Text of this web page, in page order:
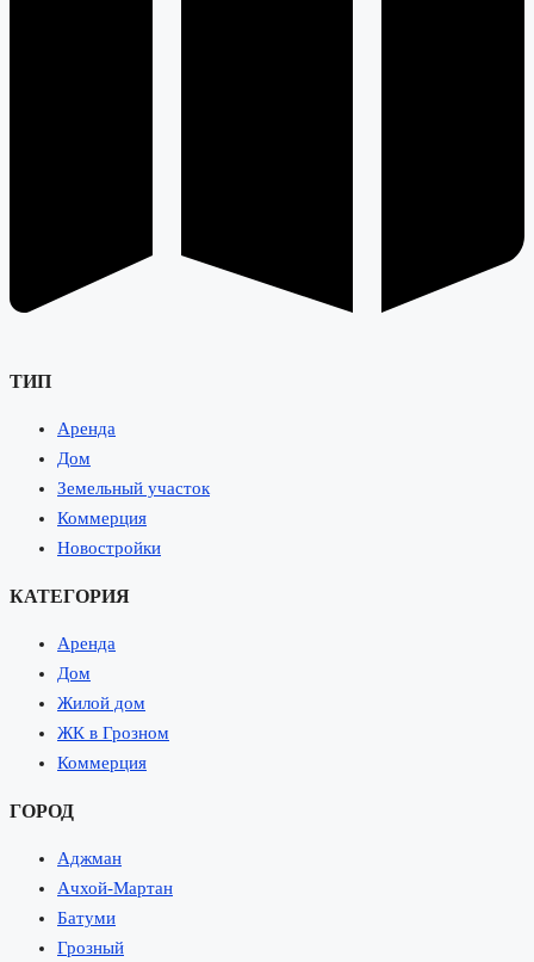
ТИП
Аренда
Дом
Земельный участок
Коммерция
Новостройки
КАТЕГОРИЯ
Аренда
Дом
Жилой дом
ЖК в Грозном
Коммерция
ГОРОД
Аджман
Ачхой-Мартан
Батуми
Грозный